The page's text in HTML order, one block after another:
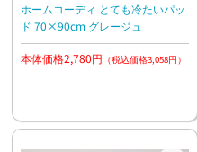
ホームコーディ とても冷たいパッ
ド 70×90cm グレージュ
本体価格2,780円 （税込価格3,058円）